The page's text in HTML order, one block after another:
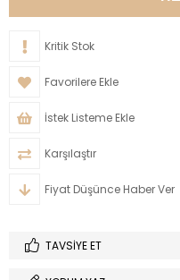
Kritik Stok
Favorilere Ekle
İstek Listeme Ekle
Karşılaştır
Fiyat Düşünce Haber Ver
TAVSIYE ET